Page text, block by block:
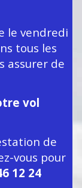
le vendredi
tous les
assurer de
vol
de
vous pour
12 24